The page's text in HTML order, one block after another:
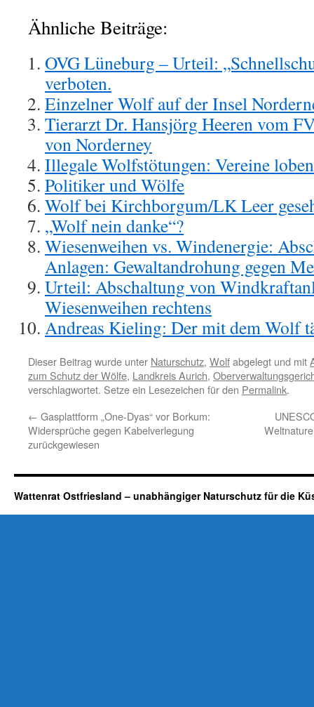
Ähnliche Beiträge:
OVG Lüneburg – Urteil:
verboten.
Einzelner Wolf auf der Insel
Tierarzt Dr. Hansjörg Heeren vom
von Norderney
Illegale Wolfstötungen: Vereine
Politiker und Wölfe
Wolf bei Kirchborgum/LK Leer
„Wolf nein danke“?
Wiesenweihen vs. Windenergie:
Anlagen: Gewaltandrohung gegen
Urteil: Abschaltung von
Wiesenweihen rechtens
Andreas Kieling: Der mit dem Wolf
Dieser Beitrag wurde unter Naturschutz, Wolfabgelegt und mit
zum Schutz der Wölfe, Landkreis Aurich,
verschlagwortet. Setze ein Lesezeichen für den Permalink.
← Gasplattform „One-Dyas“ vor Borkum:
Widersprüche gegen Kabelverlegung
zurückgewiesen
Wattenrat Ostfriesland – unabhängiger Naturschutz für die